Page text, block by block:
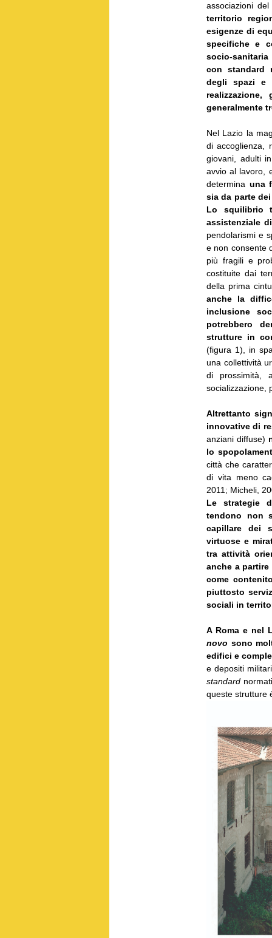
associazioni
territorio
esigenze di
specifiche e
socio-
con standard
degli spazi e
generalmente
Nel Lazio la
di accoglienza,
giovani, adulti
avvio al lavoro,
determina una
sia da parte
Lo squilibrio
assistenziale
pendolarismi e
e non consente
più fragili e
costituite dai
della prima
anche la
inclusione
potrebbero
strutture in
(figura 1), in
una collettività
di prossimità,
socializzazione,
Altrettanto
innovative di
anziani diffuse)
lo
città che
di vita meno
2011; Micheli,
Le strategie
tendono non
capillare dei
virtuose e
tra attività
anche a
come
piuttosto
sociali in
A Roma e nel
novo sono
edifici e
e depositi
standard
queste strutture